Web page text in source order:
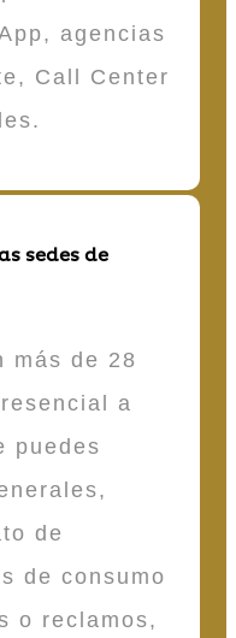
agencias
Call Center
sedes de
más de 28
a
puedes
de
de consumo
o reclamos,